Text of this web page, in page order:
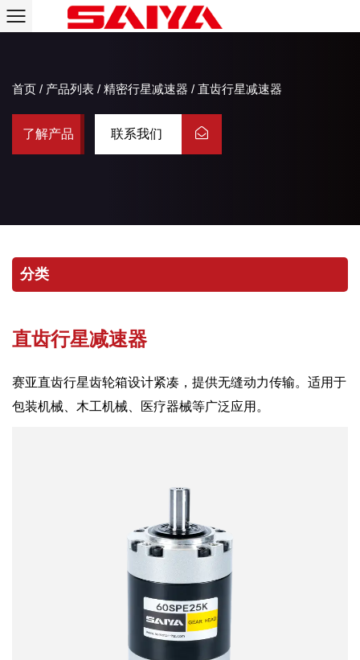
首页 / 产品列表 / 精密行星减速器 / 直齿行星减速器
了解产品 联系我们
分类
直齿行星减速器
赛亚直齿行星齿轮箱设计紧凑，提供无缝动力传输。适用于
包装机械、木工机械、医疗器械等广泛应用。